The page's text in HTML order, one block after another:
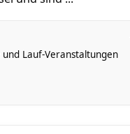
Lauf-Veranstaltungen